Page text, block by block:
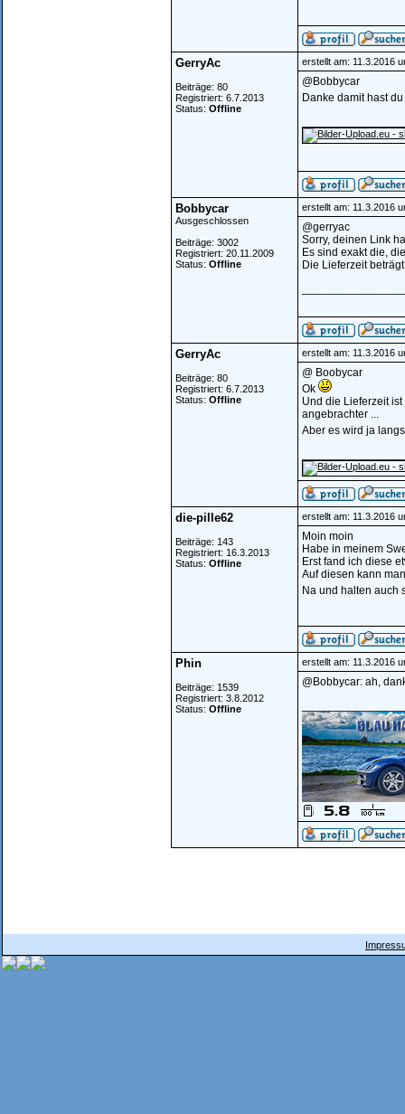
GerryAc
Beiträge: 80
Registriert: 6.7.2013
Status: Offline
erstellt am: 11.3.2016
@Bobbycar
Danke damit hast
Bobbycar
Ausgeschlossen
Beiträge: 3002
Registriert: 20.11.2009
Status: Offline
erstellt am: 11.3.2016
@gerryac
Sorry, deinen Link
Es sind exakt die,
Die Lieferzeit
GerryAc
Beiträge: 80
Registriert: 6.7.2013
Status: Offline
erstellt am: 11.3.2016
@ Boobycar
Ok
Und die Lieferzeit
angebrachter ...
Aber es wird ja
die-pille62
Beiträge: 143
Registriert: 16.3.2013
Status: Offline
erstellt am: 11.3.2016
Moin moin
Habe in meinem
Erst fand ich diese
Auf diesen kann
Na und halten auch
Phin
Beiträge: 1539
Registriert: 3.8.2012
Status: Offline
erstellt am: 11.3.2016
@Bobbycar: ah,